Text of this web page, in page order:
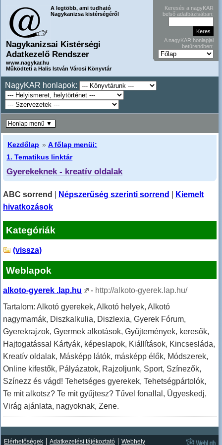
A legtöbb, ami tudható
Nagykanizsa kistérségéről
Nagykanizsai Kistérségi
Adatkezelő Rendszer
www.nagykar.hu
Működteti a Halis István Városi Könyvtár
Keresés a nagyKAR
belső adatbázisában:
A nagyKAR honlapjai
betűrendben:
NagyKAR honlapok:
Kezdőlap »A főlap menüi:
1. Tematikus linktár
Gyerekeknek - kreatív oldalak
ABC sorrend Népszerűség szerinti sorrend
Kiemelt
hivatkozások
Kategóriák
(vissza)
Weblapok
alkoto-gyerek .lap.hu - http://alkoto-gyerek.lap.hu/
Tartalom: Alkotó gyerekek, Alkotó helyek, Alkotó
nagymamák, Diszkalkulia, Diszlexia, Gyerek Fórum,
Gyerekrajzok, Gyermek alkotások, Gyűjtemények, keresők,
Hajtogatással Kártyák, képeslapok, Kiállítások, Kincsesláda,
Kreatív oldalak, Másképp látók, másképp élők, Módszerek,
Online kifestők, Pályázatok, Rajzoljunk, Sport, Színezők,
Színezz és vágd! Tehetséges gyerekek, Tehetségpártolók,
Te mit alkotsz? Te mit gyűjtesz? Tűvel fonallal, Ügyeskedj,
Virág ajánlata, nagyoknak, Zene.
Honlap menü ▼
Elérhetőségek Adatkezelési tájékoztató Webhely